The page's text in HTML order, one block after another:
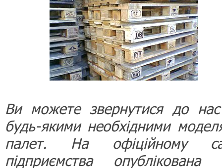
Ви можете звернутися до
будь-якими необхідними
палет. На офіційному
підприємства опублікована